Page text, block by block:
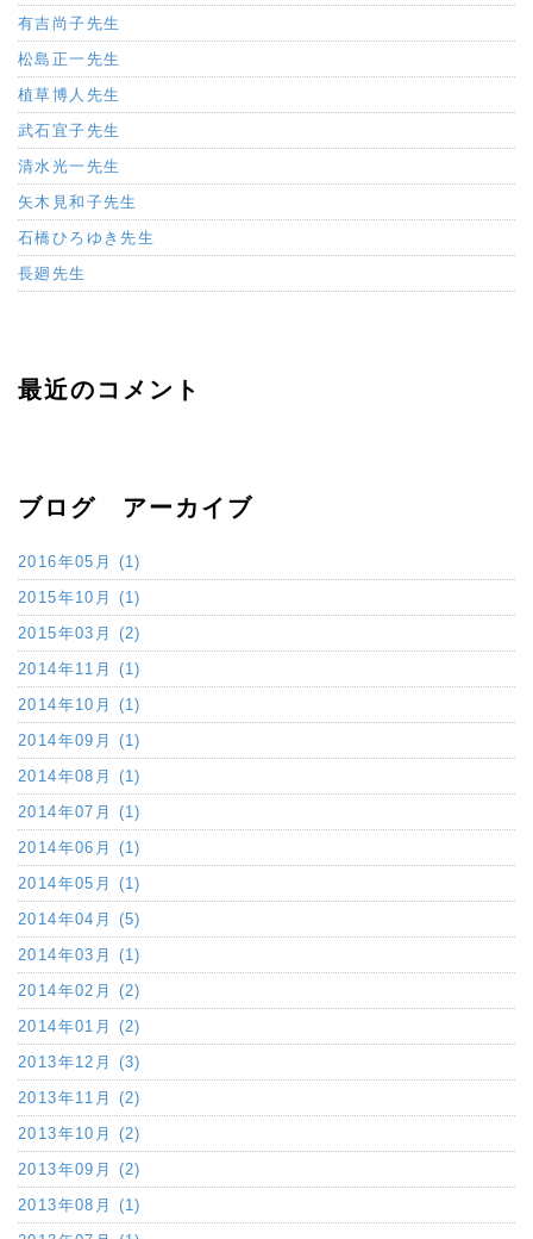
有吉尚子先生
松島正一先生
植草博人先生
武石宜子先生
清水光一先生
矢木見和子先生
石橋ひろゆき先生
長廻先生
最近のコメント
ブログ アーカイブ
2016年05月 (1)
2015年10月 (1)
2015年03月 (2)
2014年11月 (1)
2014年10月 (1)
2014年09月 (1)
2014年08月 (1)
2014年07月 (1)
2014年06月 (1)
2014年05月 (1)
2014年04月 (5)
2014年03月 (1)
2014年02月 (2)
2014年01月 (2)
2013年12月 (3)
2013年11月 (2)
2013年10月 (2)
2013年09月 (2)
2013年08月 (1)